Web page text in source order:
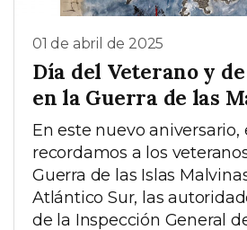
01 de abril de 2025
Día del Veterano y
en la Guerra de las
En este nuevo aniversario,
recordamos a los
Guerra de las Islas
Atlántico Sur, las
de la Inspección General